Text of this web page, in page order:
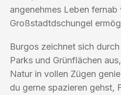
angenehmes Leben fernab
Großstadtdschungel
Burgos zeichnet sich
Parks und Grünflächen
Natur in vollen Zügen
du gerne spazieren gehst,